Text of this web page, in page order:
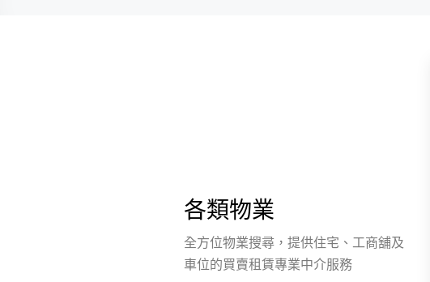
各類物業
全方位物業搜尋，提供住宅、工商舖及
車位的買賣租賃專業中介服務